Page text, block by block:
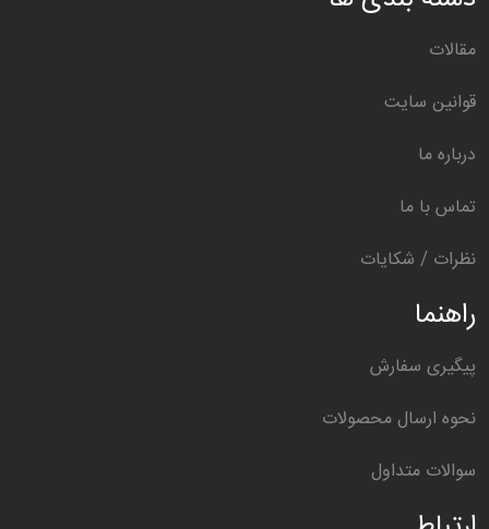
مقالات
قوانین سایت
درباره ما
تماس با ما
نظرات / شکایات
راهنما
پیگیری سفارش
نحوه ارسال محصولات
سوالات متداول